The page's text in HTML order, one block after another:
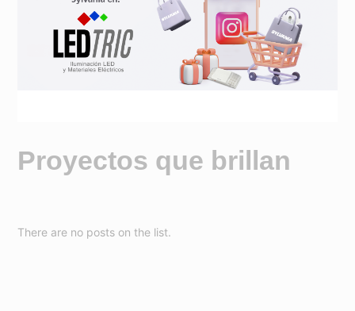
Proyectos que brillan
There are no posts on the list.